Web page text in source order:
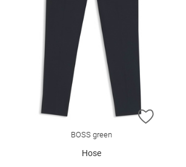
ZUR WUNSCHLISTE HINZUFÜGEN ZUR
BOSS green
Hose